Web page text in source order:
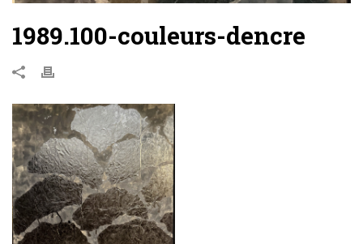
1989.100-couleurs-dencre